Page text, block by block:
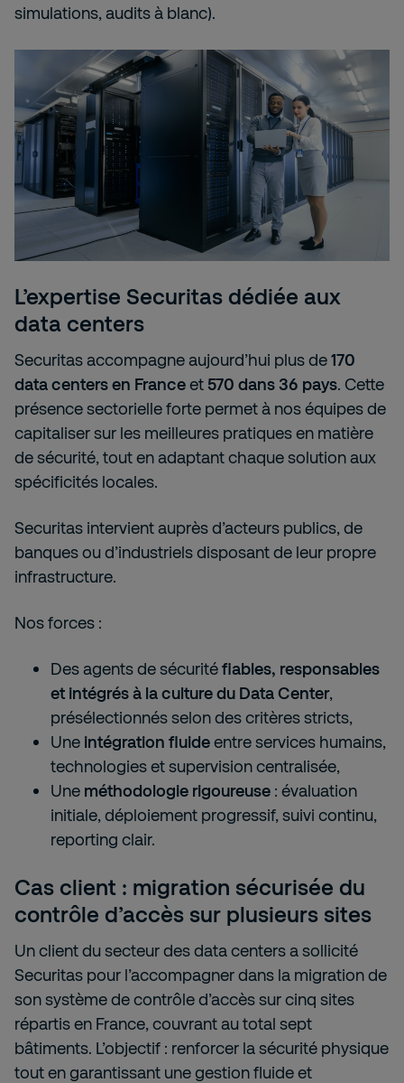
simulations, audits à blanc).
L’expertise Securitas dédiée aux
data centers
Securitas accompagne aujourd’hui plus de170
data centers en Franceet 570 dans 36 pays. Cette
présence sectorielle forte permet à nos équipes de
capitaliser sur les meilleures pratiques en matière
de sécurité, tout en adaptant chaque solution aux
spécificités locales.
Securitas intervient auprès d’acteurs publics, de
banques ou d’industriels disposant de leur propre
infrastructure.
Nos forces :
Des agents de sécuritéfiables, responsables
et intégrés à la culture du Data Center,
présélectionnés selon des critères stricts,
Une intégration fluideentre services humains,
technologies et supervision centralisée,
Une méthodologie rigoureuse : évaluation
initiale, déploiement progressif, suivi continu,
reporting clair.
Cas client : migration sécurisée du
contrôle d’accès sur plusieurs sites
Un client du secteur des data centers a sollicité
Securitas pour l’accompagner dans la migration de
son système de contrôle d’accès sur cinq sites
répartis en France, couvrant au total sept
bâtiments. L’objectif : renforcer la sécurité physique
tout en garantissant une gestion fluide et